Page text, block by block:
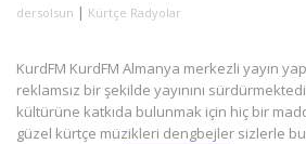
dersolsun | Kürtçe Radyolar
KurdFM KurdFM Almanya merkezli yayın
reklamsız bir şekilde yayınını
kültürüne katkıda bulunmak için hiç bir
güzel kürtçe müzikleri dengbejler sizlerle